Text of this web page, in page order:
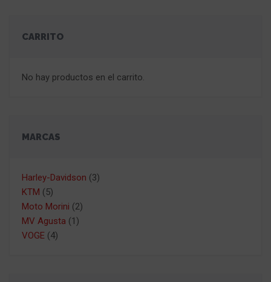
CARRITO
No hay productos en el carrito.
MARCAS
Harley-Davidson (3)
KTM (5)
Moto Morini (2)
MV Agusta (1)
VOGE (4)